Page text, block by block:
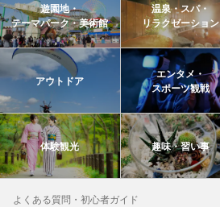
遊園地・
テーマパーク・美術館
温泉・スパ・
リラクゼーション
アウトドア
エンタメ・
スポーツ観戦
体験観光 趣味・習い事
よくある質問・初心者ガイド